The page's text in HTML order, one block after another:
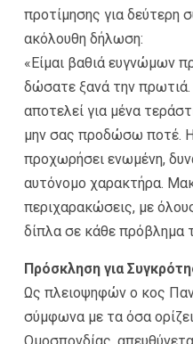
προτίμησης για δεύτερη
ακόλουθη δήλωση:
«Είμαι βαθιά ευγνώμων
δώσατε ξανά την πρωτιά.
αποτελεί για μένα
μην σας προδώσω ποτέ. Η
προχωρήσει ενωμένη,
αυτόνομο χαρακτήρα.
περιχαρακώσεις, με
δίπλα σε κάθε πρόβλημα
Πρόσκληση για
Ως πλειοψηφών ο κος
σύμφωνα με τα όσα
Ομοσπονδίας,